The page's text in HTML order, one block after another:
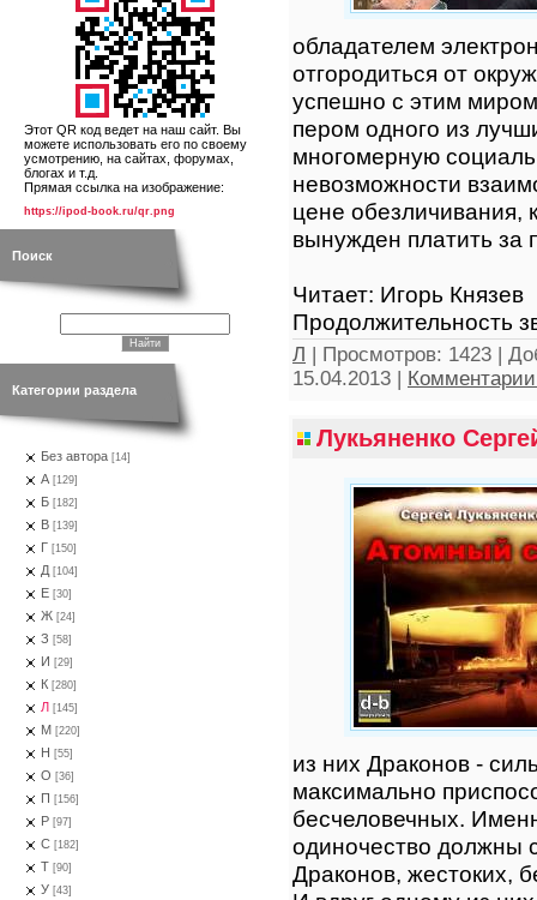
Этот QR код ведет на наш сайт. Вы
можете использовать его по своему
усмотрению, на сайтах, форумах,
блогах и т.д.
Прямая ссылка на изображение:
https://ipod-book.ru/qr.png
Поиск
Категории раздела
Без автора [14]
А [129]
Б [182]
В [139]
Г [150]
Д [104]
Е [30]
Ж [24]
З [58]
И [29]
К [280]
Л [145]
М [220]
Н [55]
О [36]
П [156]
Р [97]
С [182]
Т [90]
У [43]
обладателем
отгородиться от
успешно с этим
пером одного из
многомерную
невозможности
цене обезличивания,
вынужден платить за
Читает: Игорь Князев
Продолжительность
Л | Просмотров: 1423 |
15.04.2013 |
Лукьяненко
из них Драконов -
максимально
бесчеловечных.
одиночество должны
Драконов, жестоких,